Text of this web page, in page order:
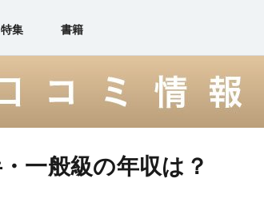
特集 書籍
一般級の年収は？